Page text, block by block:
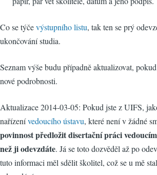
Co se týčevýstupního listu, tak ten se prý
ukončování studia.
Seznam výše budu případně aktualizovat,
nové podrobnosti.
Aktualizace 2014-03-05: Pokud jste z UIFS,
nařízenívedoucího ústavu, které není v žádné
povinnost předložit disertační práci
než ji odevzdáte. Já se toto dozvěděl až po
tuto informaci měl sdělit školitel, což se u mě